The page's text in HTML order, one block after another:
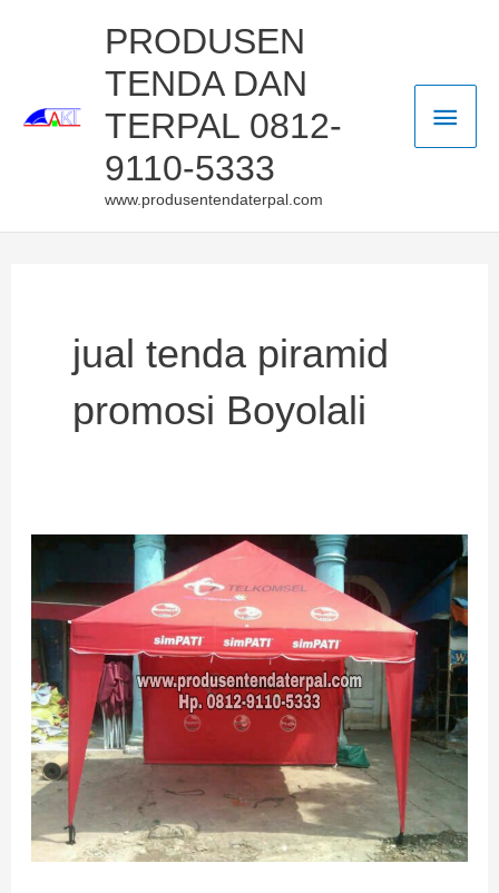
PRODUSEN
TENDA DAN
TERPAL 0812-
9110-5333
www.produsentendaterpal.com
jual tenda piramid
promosi Boyolali
TERMURAH
TENDA
PIRAMID
PROMOSI